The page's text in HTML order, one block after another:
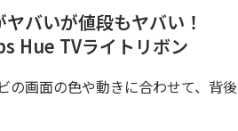
ヤバいが値段もヤバい！
Hue TVライトリボン
の画面の色や動きに合わせて、背後